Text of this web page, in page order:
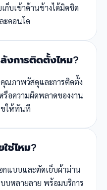
ก็บเข้าด้านข้างได้มิดชิด
ะคอนโด
งการติดตั้งไหม?
ณภาพวัสดุและการติดตั้ง
อความผิดพลาดของงาน
ขให้ทันที
ช่ไหม?
กแบบและตัดเย็บผ้าม่าน
บหลายลาย พร้อมบริการ